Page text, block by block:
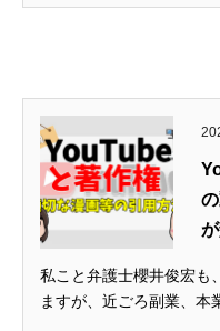
が
私こと弁護士櫻井俊宏も
ますが、近ごろ副業、本